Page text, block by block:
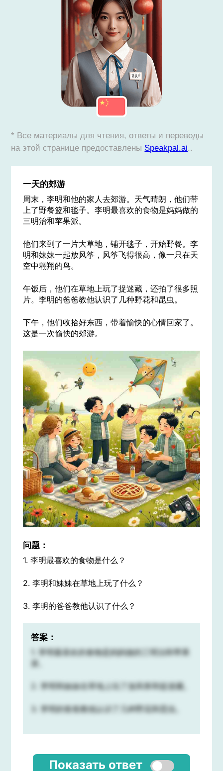
* Все материалы для чтения, ответы и переводы
на этой странице предоставлены Speakpal.ai..
一天的郊游
周末，李明和他的家人去郊游。天气晴朗，他们带
上了野餐篮和毯子。李明最喜欢的食物是妈妈做的
三明治和苹果派。
他们来到了一片大草地，铺开毯子，开始野餐。李
明和妹妹一起放风筝，风筝飞得很高，像一只在天
空中翱翔的鸟。
午饭后，他们在草地上玩了捉迷藏，还拍了很多照
片。李明的爸爸教他认识了几种野花和昆虫。
下午，他们收拾好东西，带着愉快的心情回家了。
这是一次愉快的郊游。
问题：
1. 李明最喜欢的食物是什么？
2. 李明和妹妹在草地上玩了什么？
3. 李明的爸爸教他认识了什么？
答案：
1. 李明最喜欢的食物是妈妈做的三明治和苹果
派。
2. 李明和妹妹在草地上玩了放风筝和捉迷藏。
3. 李明的爸爸教他认识了几种野花和昆虫。
Показать ответ